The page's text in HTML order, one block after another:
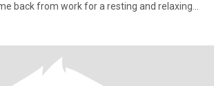
back from work for a resting and relaxing